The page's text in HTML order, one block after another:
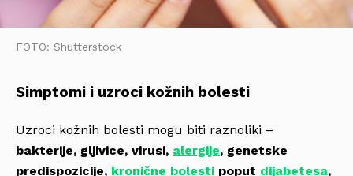
FOTO: Shutterstock
Simptomi i uzroci kožnih bolesti
Uzroci kožnih bolesti mogu biti raznoliki –
bakterije, gljivice, virusi, alergije, genetske
predispozicije, kronične bolesti poput dijabetesa,